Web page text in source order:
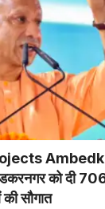
को दी
सौगात